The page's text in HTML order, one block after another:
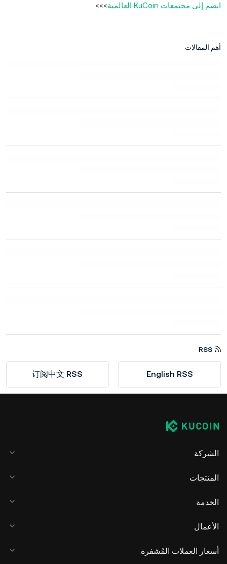
انضم إلى مجتمعات KuCoin العالمية >>>
أهم المقالات
RSS
English RSS
订阅中文 RSS
الشركة
المنتجات
الخدمة
الأعمال
أسعار العملات المُشفرة